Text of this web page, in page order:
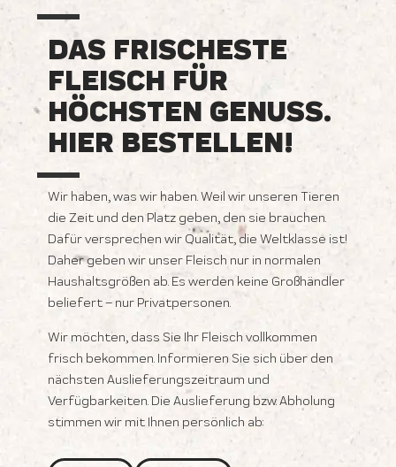
DAS FRISCHESTE
FLEISCH FÜR
HÖCHSTEN GENUSS.
HIER BESTELLEN!
Wir haben, was wir haben. Weil wir unseren Tieren
die Zeit und den Platz geben, den sie brauchen.
Dafür versprechen wir Qualität, die Weltklasse ist!
Daher geben wir unser Fleisch nur in normalen
Haushaltsgrößen ab. Es werden keine Großhändler
beliefert – nur Privatpersonen.
Wir möchten, dass Sie Ihr Fleisch vollkommen
frisch bekommen. Informieren Sie sich über den
nächsten Auslieferungszeitraum und
Verfügbarkeiten. Die Auslieferung bzw. Abholung
stimmen wir mit Ihnen persönlich ab: